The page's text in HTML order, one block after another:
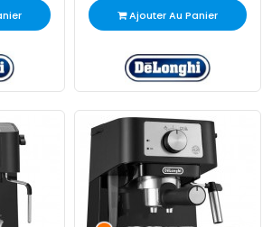
Ajouter Au Panier